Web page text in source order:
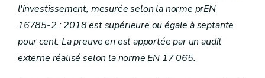
l'investissement, mesurée selon la norme prEN
16785-2 : 2018 est supérieure ou égale à septante
pour cent. La preuve en est apportée par un audit
externe réalisé selon la norme EN 17 065.